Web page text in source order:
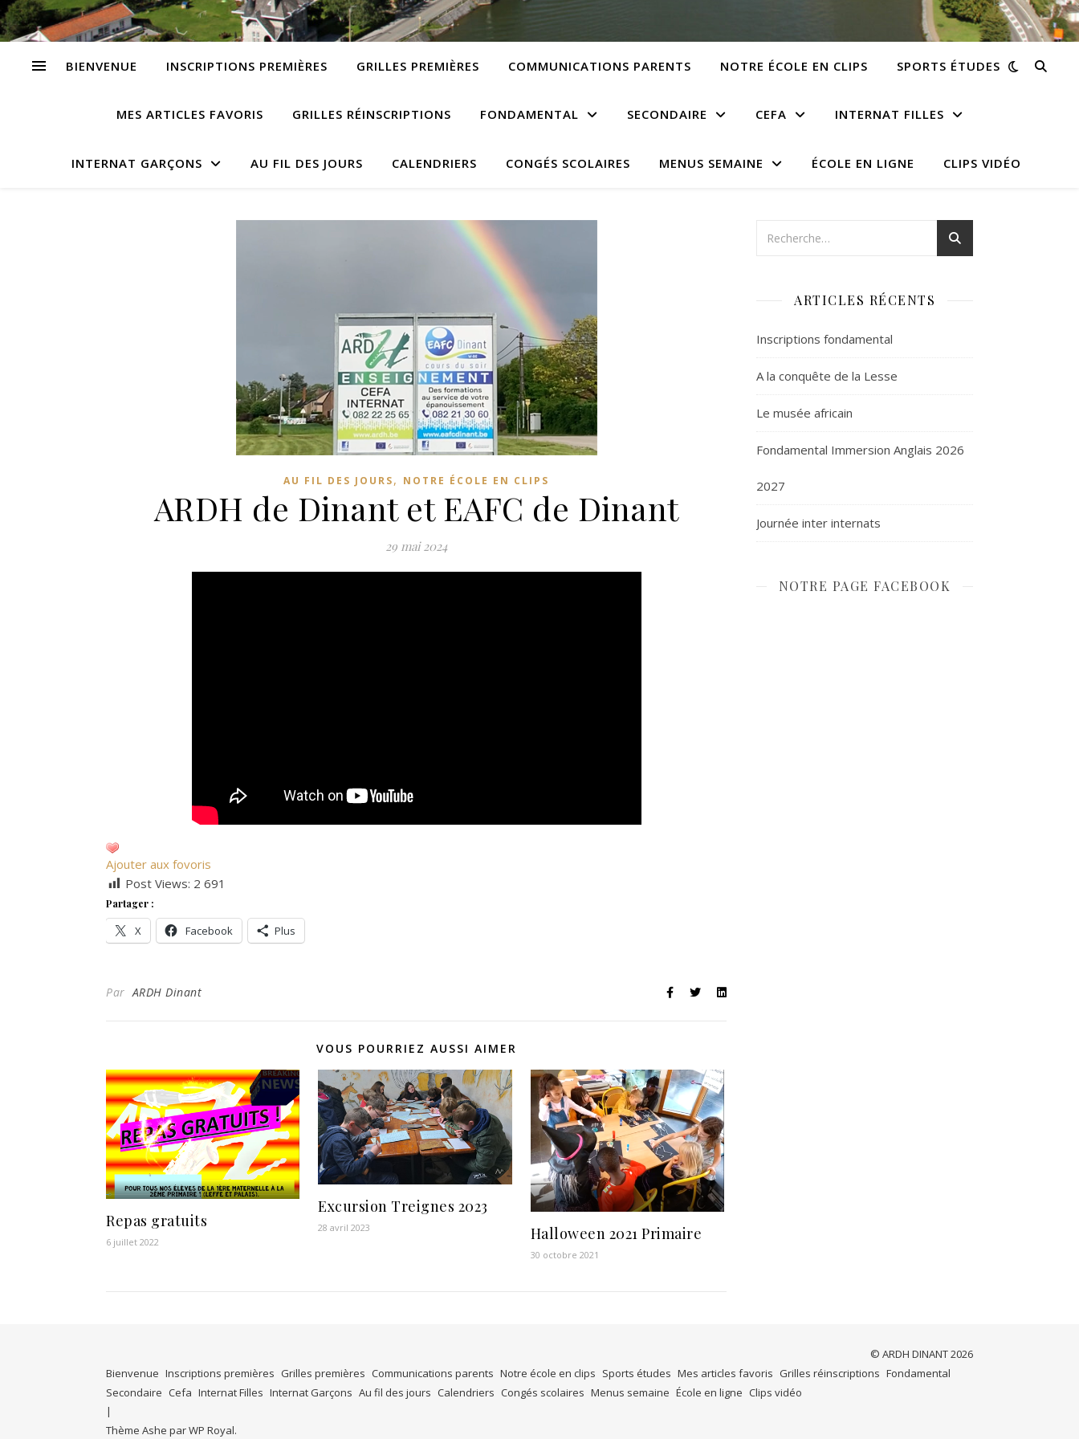
BIENVENUE INSCRIPTIONS PREMIÈRES GRILLES PREMIÈRES COMMUNICATIONS PARENTS NOTRE ÉCOLE EN CLIPS SPORTS ÉTUDES
MES ARTICLES FAVORIS GRILLES RÉINSCRIPTIONS FONDAMENTAL SECONDAIRE CEFA INTERNAT FILLES
INTERNAT GARÇONS AU FIL DES JOURS CALENDRIERS CONGÉS SCOLAIRES MENUS SEMAINE ÉCOLE EN LIGNE CLIPS VIDÉO
AU FIL DES JOURS, NOTRE ÉCOLE EN CLIPS
ARDH de Dinant et EAFC de Dinant
29 mai 2024
Ajouter aux fovoris
Post Views: 2 691
Partager :
X Facebook Plus
ParARDH Dinant
VOUS POURRIEZ AUSSI AIMER
Repas gratuits
6 juillet 2022
Excursion Treignes 2023
28 avril 2023 Halloween 2021 Primaire
30 octobre 2021
ARTICLES RÉCENTS
Inscriptions fondamental
A la conquête de la Lesse
Le musée africain
Fondamental Immersion Anglais 2026
2027
Journée inter internats
NOTRE PAGE FACEBOOK
© ARDH DINANT 2026
Bienvenue Inscriptions premières Grilles premières Communications parents Notre école en clips Sports études Mes articles favoris Grilles réinscriptions Fondamental
Secondaire Cefa Internat Filles Internat Garçons Au fil des jours Calendriers Congés scolaires Menus semaine École en ligne Clips vidéo
Thème Ashe parWP Royal.